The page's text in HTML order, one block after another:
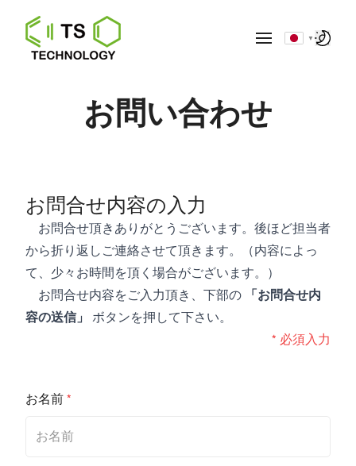
▼
お問い合わせ
お問合せ内容の入力
お問合せ頂きありがとうございます。後ほど担当者
から折り返しご連絡させて頂きます。（内容によっ
て、少々お時間を頂く場合がございます。）
お問合せ内容をご入力頂き、下部の
「お問合せ内
容の送信」
ボタンを押して下さい。
* 必須入力
お名前 *